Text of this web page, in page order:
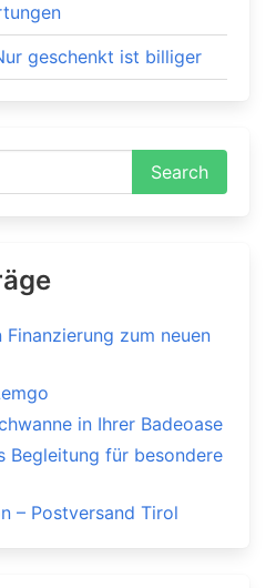
geschenkt ist billiger
zum neuen
in Ihrer Badeoase
Begleitung für besondere
– Postversand Tirol